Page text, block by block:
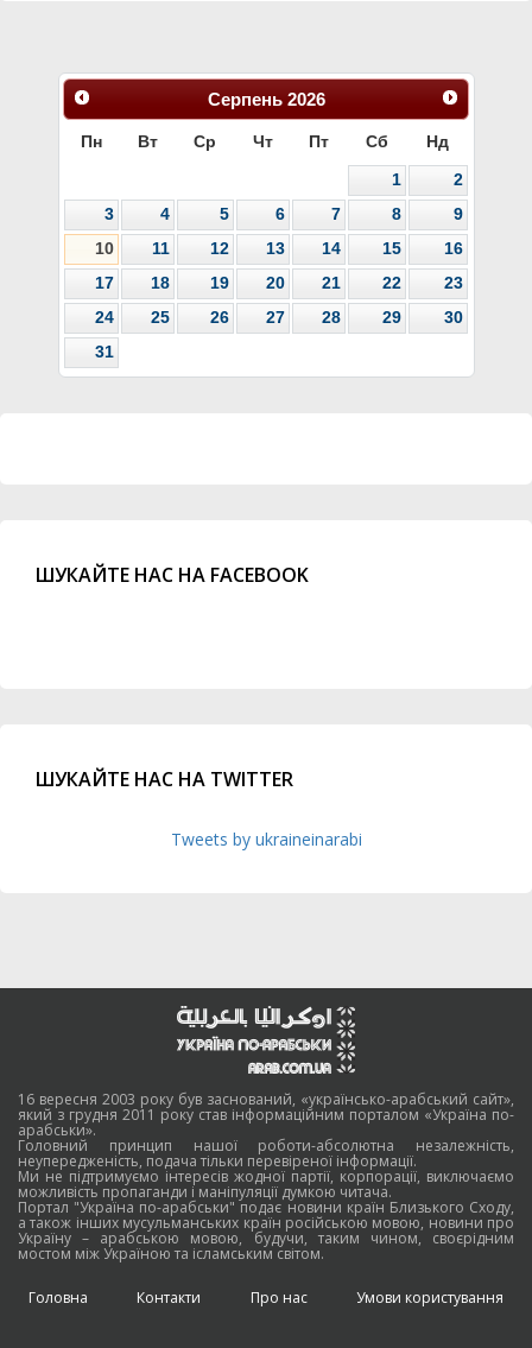
Серпень 2026
Пн Вт Ср Чт Пт Сб Нд
1
2
3
4 5 6 7 8
9
10
11 12 13 14 15
16
17
18 19 20 21 22
23
24
25 26 27 28 29
30
31
ШУКАЙТЕ НАС НА FACEBOOK
ШУКАЙТЕ НАС НА TWITTER
Tweets by ukraineinarabi
16 вересня 2003 року був заснований, «українсько-арабський сайт»,
який з грудня 2011 року став інформаційним порталом «Україна по-
арабськи».
Головний принцип нашої роботи-абсолютна незалежність,
неупередженість, подача тільки перевіреної інформації.
Ми не підтримуємо інтересів жодної партії, корпорації, виключаємо
можливість пропаганди і маніпуляції думкою читача.
Портал "Україна по-арабськи" подає новини країн Близького Сходу,
а також інших мусульманських країн російською мовою, новини про
Україну – арабською мовою, будучи, таким чином, своєрідним
мостом між Україною та ісламським світом.
Головна Контакти Про нас Умови користування